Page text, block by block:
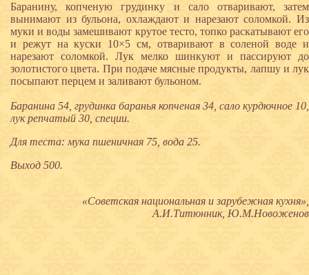
Баранину, копченую грудинку и сало отваривают, затем
вынимают из бульона, охлаждают и нарезают соломкой. Из
муки и воды замешивают крутое тесто, топко раскатывают его
и режут на куски 10×5 см, отваривают в соленой воде и
нарезают соломкой. Лук мелко шинкуют и пассируют до
золотистого цвета. При подаче мясные продукты, лапшу и лук
посыпают перцем и заливают бульоном.
Баранина 54, грудинка баранья копченая 34, сало курдючное 10,
лук репчатый 30, специи.
Для теста: мука пшеничная 75, вода 25.
Выход 500.
«Советская национальная и зарубежная кухня»,
А.И.Титюнник, Ю.М.Новоженов